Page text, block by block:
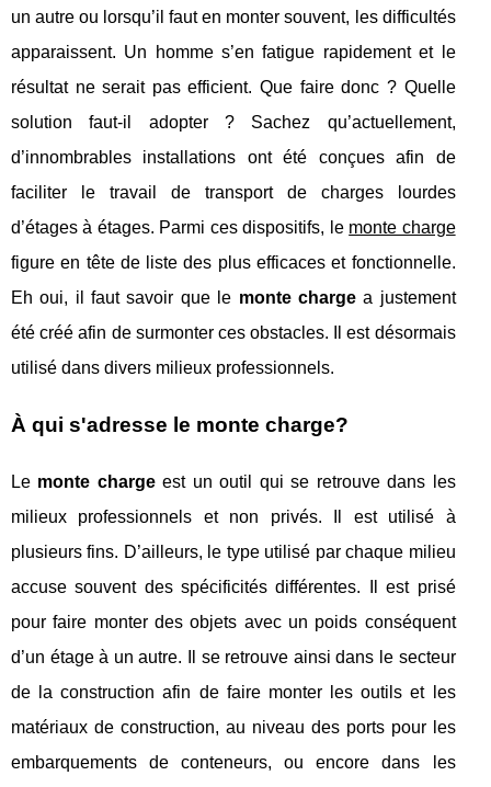
un autre ou lorsqu’il faut en monter souvent, les difficultés
apparaissent. Un homme s’en fatigue rapidement et le
résultat ne serait pas efficient. Que faire donc ? Quelle
solution faut-il adopter ? Sachez qu’actuellement,
d’innombrables installations ont été conçues afin de
faciliter le travail de transport de charges lourdes
d’étages à étages. Parmi ces dispositifs, le monte charge
figure en tête de liste des plus efficaces et fonctionnelle.
Eh oui, il faut savoir que le monte chargea justement
été créé afin de surmonter ces obstacles. Il est désormais
utilisé dans divers milieux professionnels.
À qui s'adresse le monte charge?
Le monte chargeest un outil qui se retrouve dans les
milieux professionnels et non privés. Il est utilisé à
plusieurs fins. D’ailleurs, le type utilisé par chaque milieu
accuse souvent des spécificités différentes. Il est prisé
pour faire monter des objets avec un poids conséquent
d’un étage à un autre. Il se retrouve ainsi dans le secteur
de la construction afin de faire monter les outils et les
matériaux de construction, au niveau des ports pour les
embarquements de conteneurs, ou encore dans les